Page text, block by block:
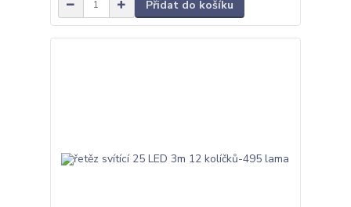
Přidat do košíku